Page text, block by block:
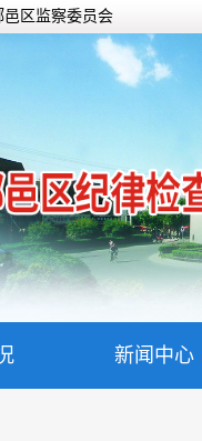
区监察委员会
新闻中心